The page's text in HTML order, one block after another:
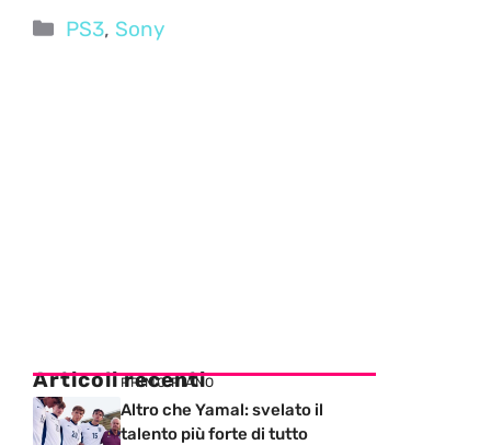
Categorie
PS3, Sony
Articoli recenti
PRIMO PIANO
Altro che Yamal: svelato il
talento più forte di tutto